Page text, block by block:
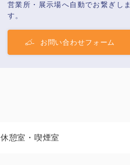
営業所・展示場へ自動でお繋ぎしま
す。
お問い合わせフォーム
憩室・喫煙室